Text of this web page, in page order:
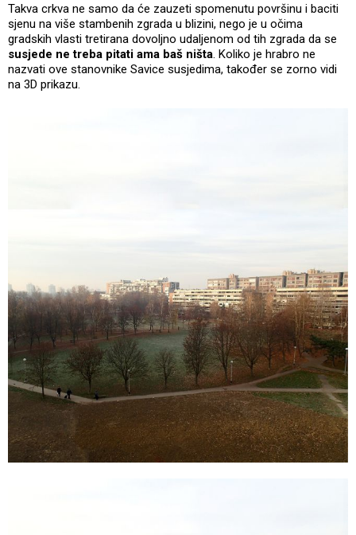
Takva crkva ne samo da će zauzeti spomenutu površinu i baciti
sjenu na više stambenih zgrada u blizini, nego je u očima
gradskih vlasti tretirana dovoljno udaljenom od tih zgrada da se
susjede ne treba pitati ama baš ništa. Koliko je hrabro ne
nazvati ove stanovnike Savice susjedima, također se zorno vidi
na 3D prikazu.